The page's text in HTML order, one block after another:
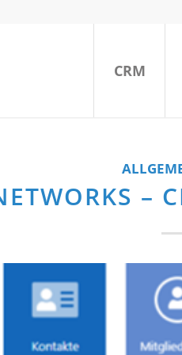
CRM
–